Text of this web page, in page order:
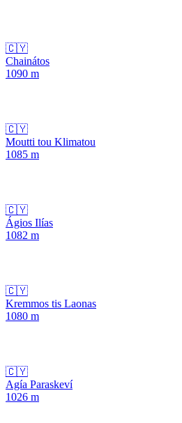
🇨🇾
Chainátos
1090 m
🇨🇾
Moutti tou Klimatou
1085 m
🇨🇾
Ágios Ilías
1082 m
🇨🇾
Kremmos tis Laonas
1080 m
🇨🇾
Agía Paraskeví
1026 m